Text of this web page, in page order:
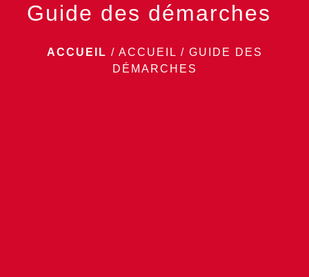
Guide des démarches
ACCUEIL / ACCUEIL / GUIDE DES
DÉMARCHES